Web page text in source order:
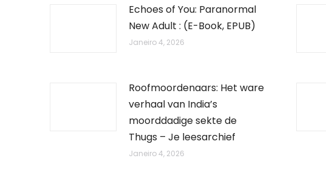
Echoes of You: Paranormal
New Adult : (E-Book, EPUB)
Janeiro 4, 2026
Roofmoordenaars: Het ware
verhaal van India’s
moorddadige sekte de
Thugs – Je leesarchief
Janeiro 4, 2026